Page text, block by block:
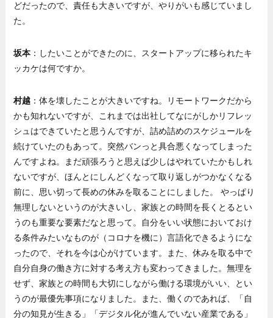
どだったので、責任も大きいですが、やりがいも感じていまし
た。
坂本 ：したいことができたのに、スタートアップに移られたキ
ッカケは何ですか。
村越 ：体を壊したことが大きいですね。リモートワークだから
かも知れないですが、これまでは出社してなにがしかリフレッ
シュはできていたと思うんですが、詰め詰めのスケジュールを
続けていたのもあって。突然バンっと具合悪くなってしまった
んですよね。まだ頑張ろうと思えば少しはやれていたかもしれ
ないですが、ほんとにしんどくなって取り返しがつかなくなる
前に、思い切って長めの休みを取ることにしました。 やっぱり
無理しないというのが大きいし、家族との時間を長くとるとい
うのも重要な要素だなと思って。自分をいい状態においておけ
る条件みたいなものが（コロナを機に）言語化できるようにな
ったので、それを今は心がけています。また、休みを取る中で
自分自身の働き方に対する考え方も変わってきました。無理を
せず、家族との時間も大切にしながら働ける環境がいい、とい
うのが最優先事項になりました。また、働くのであれば、「自
分の知見が生きる」「デジタル化が進んでいない産業である」